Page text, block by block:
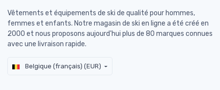
Vêtements et équipements de ski de qualité pour hommes,
femmes et enfants. Notre magasin de ski en ligne a été créé en
2000 et nous proposons aujourd'hui plus de 80 marques connues
avec une livraison rapide.
Belgique (français) (EUR)